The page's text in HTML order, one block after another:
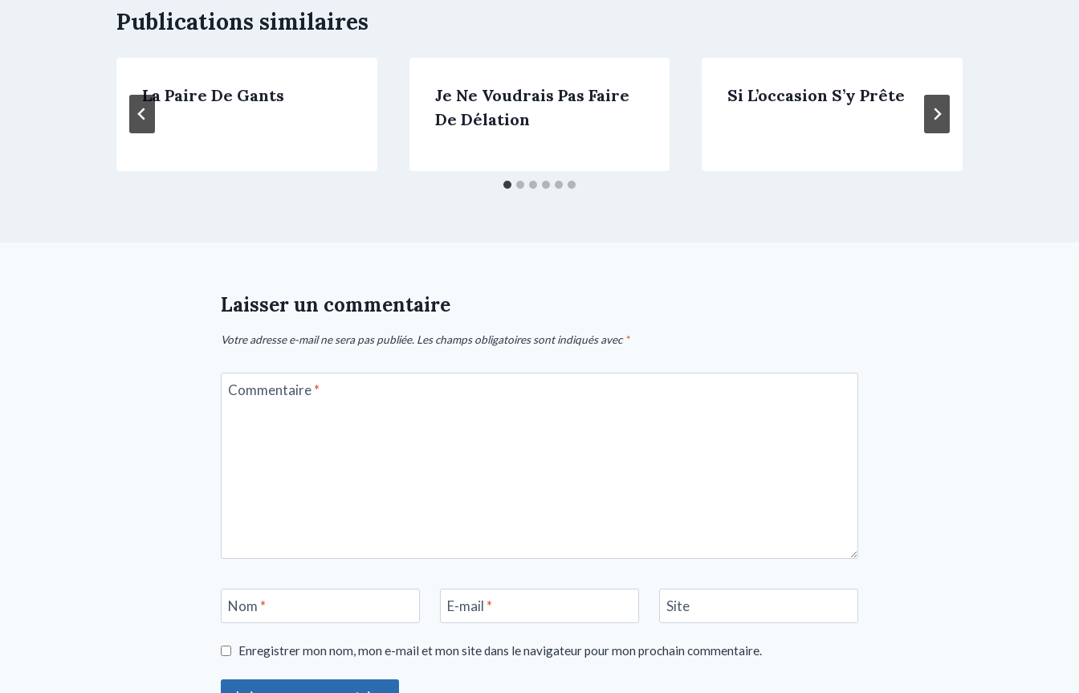
Publications similaires
La Paire De Gants
Je Ne Voudrais Pas Faire
De Délation
Si L’occasion S’y Prête
Laisser un commentaire
Votre adresse e-mail ne sera pas publiée. Les champs obligatoires sont indiqués avec*
Commentaire*
Nom * E-mail * Site
Enregistrer mon nom, mon e-mail et mon site dans le navigateur pour mon prochain commentaire.